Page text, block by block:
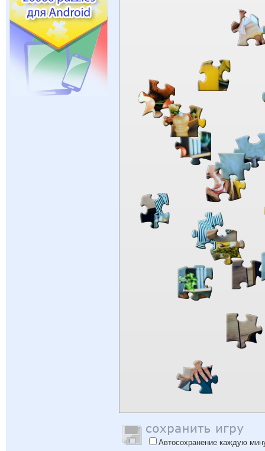
Автосохранение каждую